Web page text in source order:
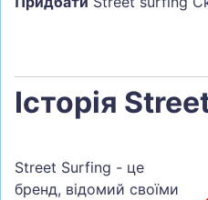
Історія
Street Surfing - це
бренд, відомий своїми